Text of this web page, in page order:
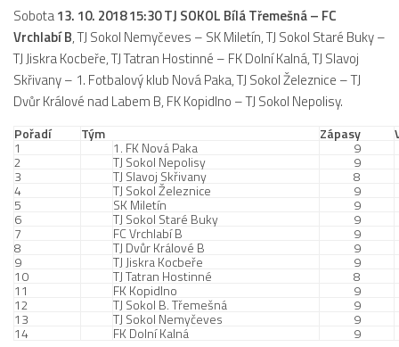
Hráči
Realizační tým
Zápasy
Ml. žáci
Realizační tým
St. přípravka
Rozpis zápasů
Sobota13. 10. 2018 15:30 TJ SOKOL Bílá Třemešná – FC
Vrchlabí B, TJ Sokol Nemyčeves – SK Miletín, TJ Sokol Staré Buky –
TJ Jiskra Kocbeře, TJ Tatran Hostinné – FK Dolní Kalná, TJ Slavoj
Skřivany – 1. Fotbalový klub Nová Paka, TJ Sokol Železnice – TJ
Dvůr Králové nad Labem B, FK Kopidlno – TJ Sokol Nepolisy.
Pořadí Tým Zápasy
1 1. FK Nová Paka 9
2 TJ Sokol Nepolisy 9
3 TJ Slavoj Skřivany 8
4 TJ Sokol Železnice 9
5 SK Miletín 9
6 TJ Sokol Staré Buky 9
7 FC Vrchlabí B 9
8 TJ Dvůr Králové B 9
9 TJ Jiskra Kocbeře 9
10 TJ Tatran Hostinné 8
11 FK Kopidlno 9
12 TJ Sokol B. Třemešná 9
13 TJ Sokol Nemyčeves 9
14 FK Dolní Kalná 9